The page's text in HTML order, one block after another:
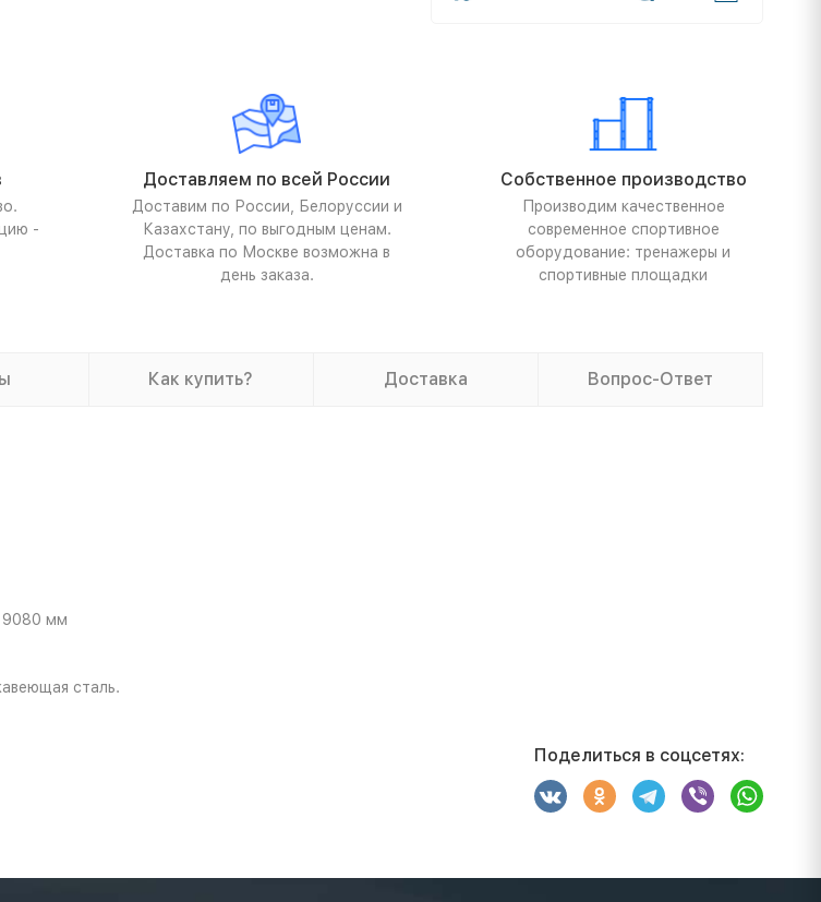
-
Доставляем по всей России
Доставим по России, Белоруссии и
Казахстану, по выгодным ценам.
Доставка по Москве возможна в
день заказа.
Собственное производство
Производим качественное
современное спортивное
оборудование: тренажеры и
спортивные площадки
Как купить? Доставка Вопрос-Ответ
9080 мм
сталь.
Поделиться в соцсетях: